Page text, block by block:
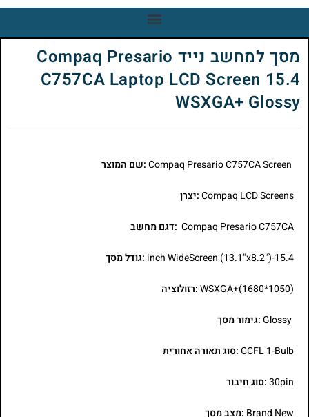
מסך למחשב נייד Compaq Presario
C757CA Laptop LCD Screen 15.4
WSXGA+ Glossy
:שם המוצר
Compaq LCD Screens:יצרן
Compaq Presario C757CA :דגם מחשב
15.4-inch WideScreen (13.1"x8.2") :גודל מסך
WSXGA+(1680*1050):רזולוציה
Glossy:גימור מסך
CCFL 1-Bulb:סוג תאורה אחורית
30pin:סוג חיבור
Brand New :מצב מסך